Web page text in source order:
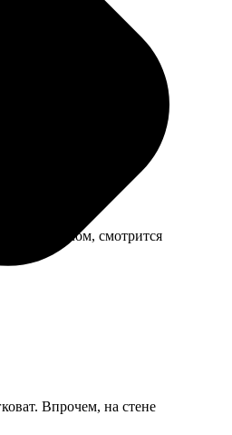
под стеклом, смотрится
Впрочем, на стене